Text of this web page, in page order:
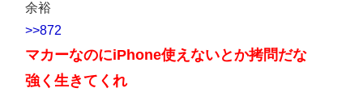
余裕
>>872
マカーなのにiPhone使えないとか拷問だな
強く生きてくれ